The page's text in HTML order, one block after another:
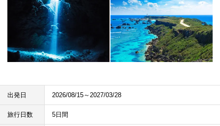
出発日 2026/08/15～2027/03/28
旅行日数 5日間